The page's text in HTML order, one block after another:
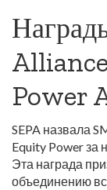
Power
SEPA назвала
Equity Power за
Эта награда
объединению